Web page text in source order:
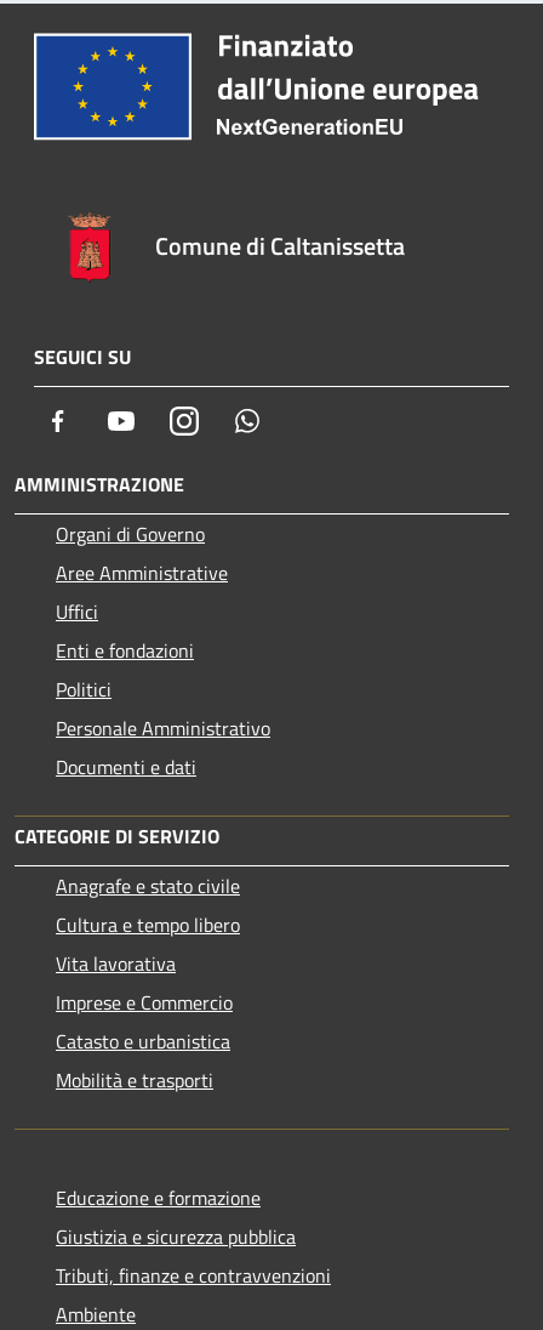
Comune di Caltanissetta
SEGUICI SU
Facebook YoutubeInstagram
AMMINISTRAZIONE
Organi di Governo
Aree Amministrative
Uffici
Enti e fondazioni
Politici
Personale Amministrativo
Documenti e dati
CATEGORIE DI SERVIZIO
Anagrafe e stato civile
Cultura e tempo libero
Vita lavorativa
Imprese e Commercio
Catasto e urbanistica
Mobilità e trasporti
Educazione e formazione
Giustizia e sicurezza pubblica
Tributi, finanze e contravvenzioni
Ambiente